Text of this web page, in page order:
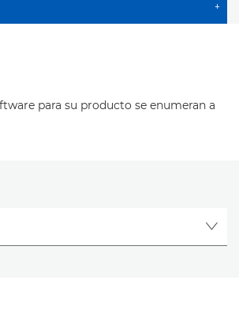
+
para su producto se enumeran a